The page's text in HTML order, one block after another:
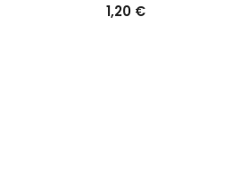
1,20 €